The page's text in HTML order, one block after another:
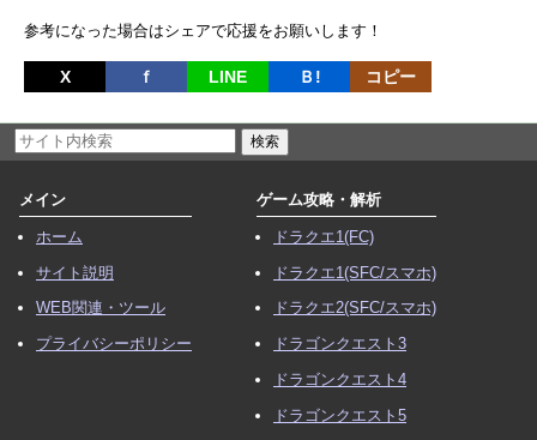
参考になった場合はシェアで応援をお願いします！
X ｆ LINE Ｂ! コピー
メイン
ホーム
サイト説明
WEB関連・ツール
プライバシーポリシー
ゲーム攻略・解析
ドラクエ1(FC)
ドラクエ1(SFC/スマホ)
ドラクエ2(SFC/スマホ)
ドラゴンクエスト3
ドラゴンクエスト4
ドラゴンクエスト5